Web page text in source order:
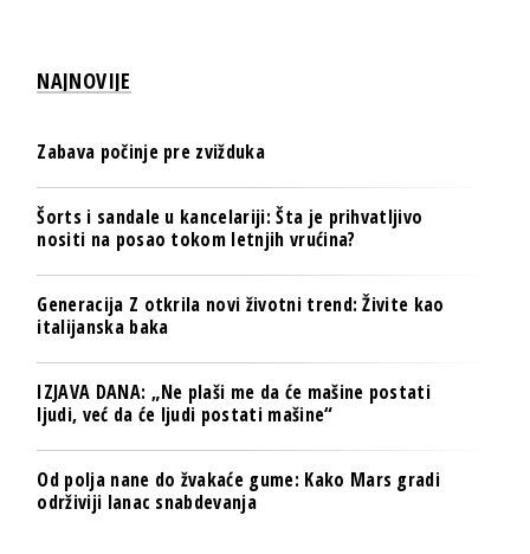
NAJNOVIJE
Zabava počinje pre zvižduka
Šorts i sandale u kancelariji: Šta je prihvatljivo
nositi na posao tokom letnjih vrućina?
Generacija Z otkrila novi životni trend: Živite kao
italijanska baka
IZJAVA DANA: „Ne plaši me da će mašine postati
ljudi, već da će ljudi postati mašine“
Od polja nane do žvakaće gume: Kako Mars gradi
održiviji lanac snabdevanja